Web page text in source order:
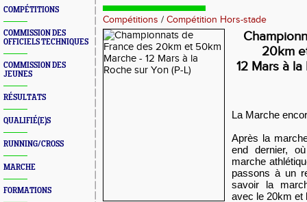
COMPÉTITIONS
COMMISSION DES
OFFICIELS TECHNIQUES
COMMISSION DES
JEUNES
RÉSULTATS
QUALIFIÉ(E)S
RUNNING/CROSS
MARCHE
FORMATIONS
Compétitions / Compétition Hors-stade
20km
12 Mars à la
La Marche
Après la
end dernier,
marche
passons à un
savoir la
avec le 20km et